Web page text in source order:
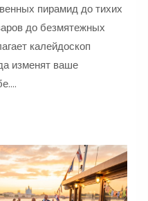
пирамид до тихих
до безмятежных
калейдоскоп
изменят ваше